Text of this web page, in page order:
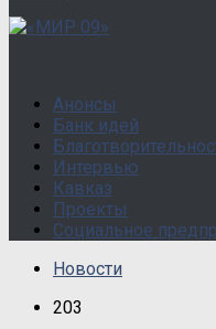
Анонсы
Банк идей
Интервью
Кавказ
Проекты
Социальное
Новости
203